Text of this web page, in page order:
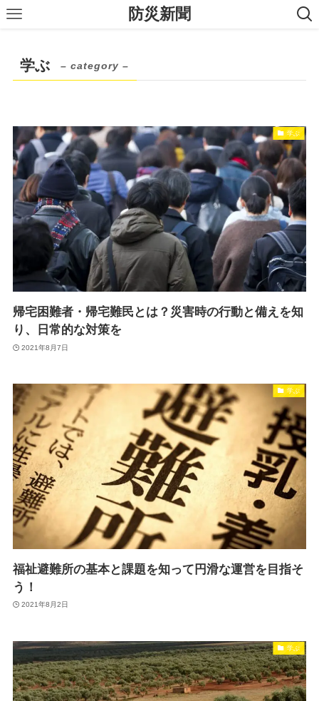
防災新聞
学ぶ – category –
学ぶ
帰宅困難者・帰宅難民とは？災害時の行動と備えを知
り、日常的な対策を
2021年8月7日
学ぶ
福祉避難所の基本と課題を知って円滑な運営を目指そ
う！
2021年8月2日
学ぶ